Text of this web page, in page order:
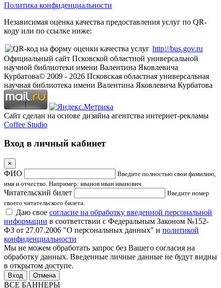
Политика конфиденциальности
Независимая оценка качества предоставления услуг по QR-
коду или по ссылке ниже:
http://bus.gov.ru
Официальный сайт Псковской областной универсальной
научной библиотеки имени Валентина Яковлевича
Курбатова© 2009 - 2026 Псковская областная универсальная
научная библиотека имени Валентина Яковлевича Курбатова
Сайт сделан на основе дизайна агентства интернет-рекламы
Coffee Studio
Вход в личный кабинет
×
ФИО
Введите полностью свои фамилию,
имя и отчество. Например: иванов иван иванович
Читательский билет
Введите номер
своего читательского билета.
Даю свое согласие на обработку введенной персональной
информации в соответствии с Федеральным Законом №152-
ФЗ от 27.07.2006 "О персональных данных" и политикой
конфиденциальности
Мы не можем обработать запрос без Вашего согласия на
обработку данных. Введенные личные данные не будут видны
в открытом доступе.
Отмена
ВСЕ БАННЕРЫ